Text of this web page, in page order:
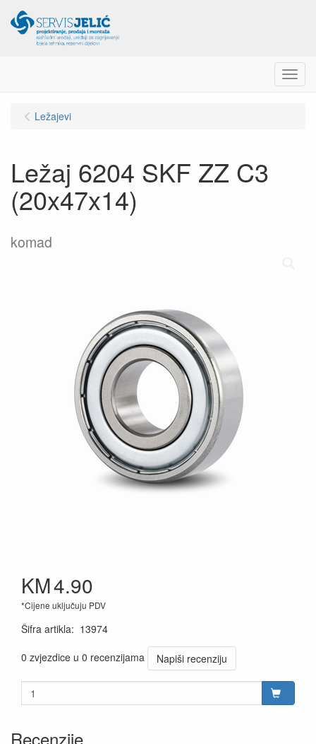
Menu
Ležajevi
Ležaj 6204 SKF ZZ C3
(20x47x14)
komad
KM4.90
*Cijene uključuju PDV
Šifra artikla: 13974
0 zvjezdice u 0 recenzijama
Napiši recenziju
Recenzije